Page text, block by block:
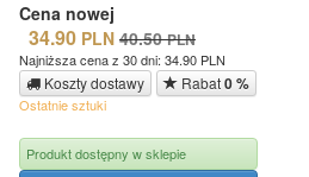
Cena nowej
34.90 PLN 40.50 PLN
Najniższa cena z 30 dni: 34.90 PLN
Koszty dostawy Rabat0 %
Ostatnie sztuki
Produkt dostępny w sklepie